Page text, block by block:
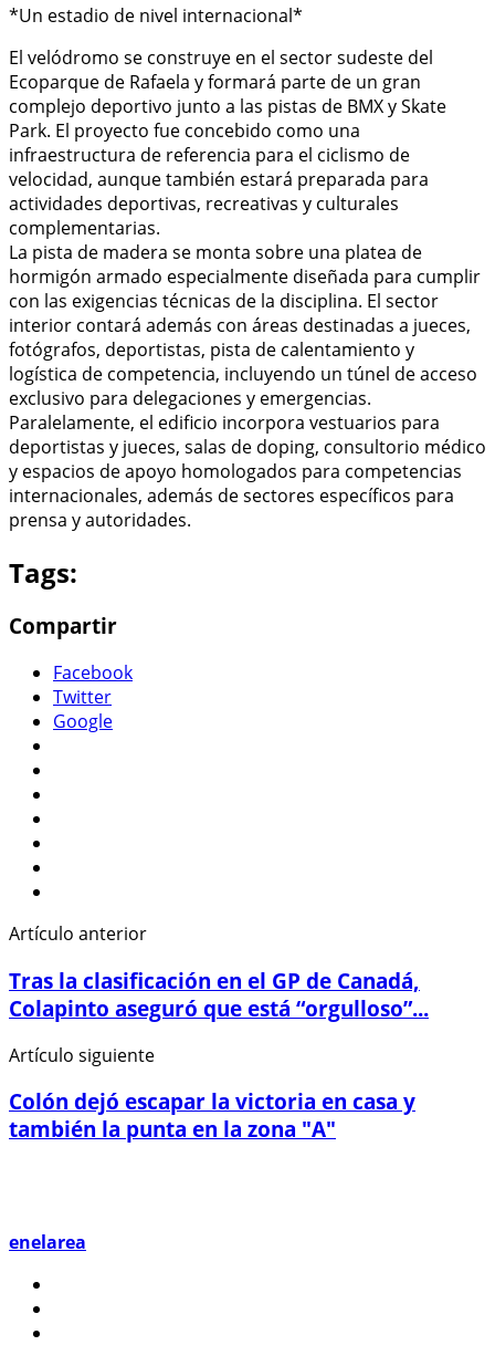
*Un estadio de nivel internacional*
El velódromo se construye en el sector sudeste del
Ecoparque de Rafaela y formará parte de un gran
complejo deportivo junto a las pistas de BMX y Skate
Park. El proyecto fue concebido como una
infraestructura de referencia para el ciclismo de
velocidad, aunque también estará preparada para
actividades deportivas, recreativas y culturales
complementarias.
La pista de madera se monta sobre una platea de
hormigón armado especialmente diseñada para cumplir
con las exigencias técnicas de la disciplina. El sector
interior contará además con áreas destinadas a jueces,
fotógrafos, deportistas, pista de calentamiento y
logística de competencia, incluyendo un túnel de acceso
exclusivo para delegaciones y emergencias.
Paralelamente, el edificio incorpora vestuarios para
deportistas y jueces, salas de doping, consultorio médico
y espacios de apoyo homologados para competencias
internacionales, además de sectores específicos para
prensa y autoridades.
Tags:
Compartir
Facebook
Twitter
Google
Artículo anterior
Tras la clasificación en el GP de Canadá,
Colapinto aseguró que está “orgulloso”...
Artículo siguiente
Colón dejó escapar la victoria en casa y
también la punta en la zona "A"
enelarea